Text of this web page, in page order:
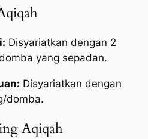
Disyariatkan dengan 2
yang sepadan.
Disyariatkan dengan
domba.
Aqiqah